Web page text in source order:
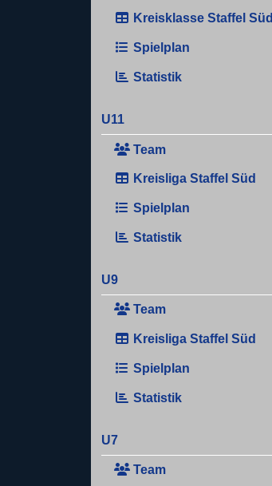
Kreisklasse Staffel Süd
Spielplan
Statistik
U11
Team
Kreisliga Staffel Süd
Spielplan
Statistik
U9
Team
Kreisliga Staffel Süd
Spielplan
Statistik
U7
Team